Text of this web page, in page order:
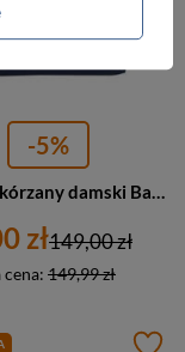
-5%
Portfel skórzany damski Barberini's 8116-4 podwójny mały granatowy
zł
cena: 149,99 zł
149,00 zł